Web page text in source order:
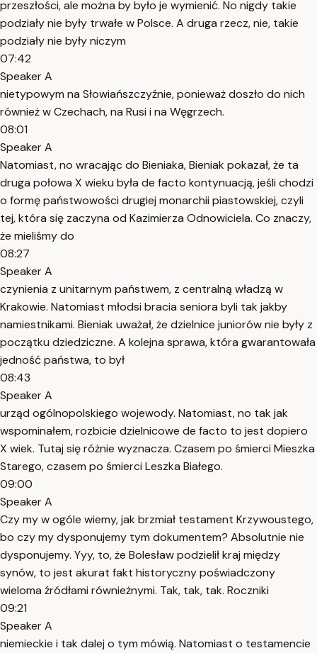
przeszłości, ale można by było je wymienić. No nigdy takie
podziały nie były trwałe w Polsce. A druga rzecz, nie, takie
podziały nie były niczym
07:42
Speaker A
nietypowym na Słowiańszczyźnie, ponieważ doszło do nich
również w Czechach, na Rusi i na Węgrzech.
08:01
Speaker A
Natomiast, no wracając do Bieniaka, Bieniak pokazał, że ta
druga połowa X wieku była de facto kontynuacją, jeśli chodzi
o formę państwowości drugiej monarchii piastowskiej, czyli
tej, która się zaczyna od Kazimierza Odnowiciela. Co znaczy,
że mieliśmy do
08:27
Speaker A
czynienia z unitarnym państwem, z centralną władzą w
Krakowie. Natomiast młodsi bracia seniora byli tak jakby
namiestnikami. Bieniak uważał, że dzielnice juniorów nie były z
początku dziedziczne. A kolejna sprawa, która gwarantowała
jedność państwa, to był
08:43
Speaker A
urząd ogólnopolskiego wojewody. Natomiast, no tak jak
wspominałem, rozbicie dzielnicowe de facto to jest dopiero
X wiek. Tutaj się różnie wyznacza. Czasem po śmierci Mieszka
Starego, czasem po śmierci Leszka Białego.
09:00
Speaker A
Czy my w ogóle wiemy, jak brzmiał testament Krzywoustego,
bo czy my dysponujemy tym dokumentem? Absolutnie nie
dysponujemy. Yyy, to, że Bolesław podzielił kraj między
synów, to jest akurat fakt historyczny poświadczony
wieloma źródłami równieżnymi. Tak, tak, tak. Roczniki
09:21
Speaker A
niemieckie i tak dalej o tym mówią. Natomiast o testamencie